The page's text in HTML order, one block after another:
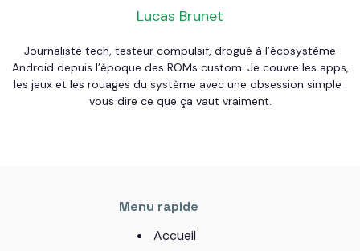
Lucas Brunet
Journaliste tech, testeur compulsif, drogué à l’écosystème
Android depuis l’époque des ROMs custom. Je couvre les apps,
les jeux et les rouages du système avec une obsession simple :
vous dire ce que ça vaut vraiment.
Menu rapide
Accueil